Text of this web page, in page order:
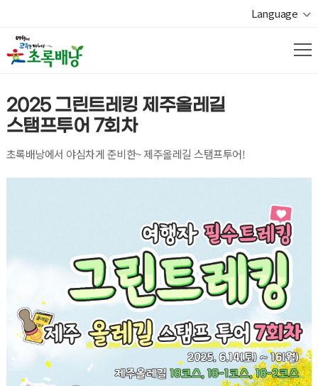
Language
열기
2025 그린트레킹 제주올레길
스탬프투어 7회차
초록배낭에서 야심차게 준비한~ 제주올레길 스탬프투어!